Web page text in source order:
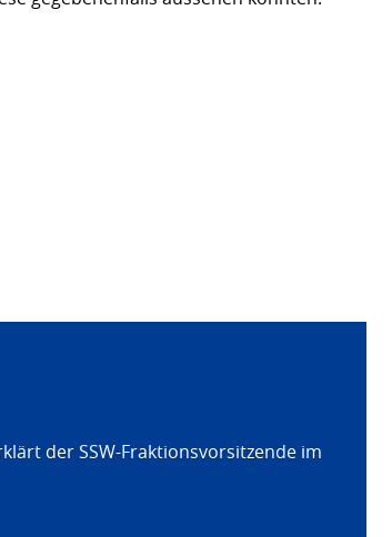
der SSW-Fraktionsvorsitzende im